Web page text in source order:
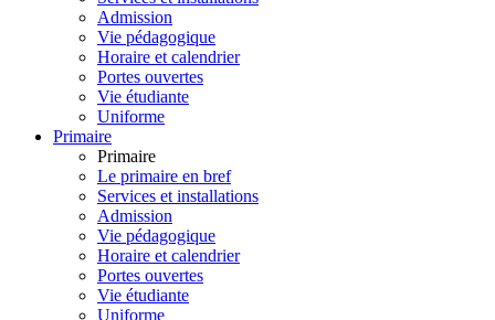
Admission
Vie pédagogique
Horaire et calendrier
Portes ouvertes
Vie étudiante
Uniforme
Primaire
Primaire
Le primaire en bref
Services et installations
Admission
Vie pédagogique
Horaire et calendrier
Portes ouvertes
Vie étudiante
Uniforme